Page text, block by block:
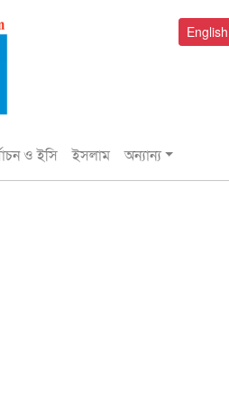
English
ও ইসি ইসলাম অন্যান্য